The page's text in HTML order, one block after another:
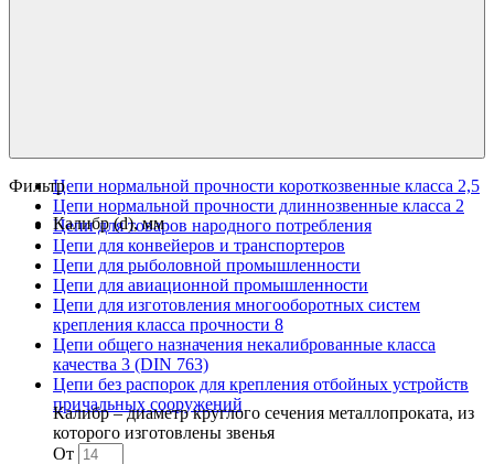
Цепи нормальной прочности короткозвенные класса 2,5
Цепи нормальной прочности длиннозвенные класса 2
Цепи для товаров народного потребления
Цепи для конвейеров и транспортеров
Цепи для рыболовной промышленности
Цепи для авиационной промышленности
Цепи для изготовления многооборотных систем
крепления класса прочности 8
Цепи общего назначения некалиброванные класса
качества 3 (DIN 763)
Цепи без распорок для крепления отбойных устройств
причальных сооружений
Фильтр
Калибр (d), мм
Калибр – диаметр круглого сечения металлопроката, из
которого изготовлены звенья
От